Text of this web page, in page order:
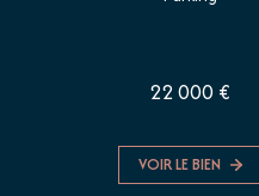
22 000 €
VOIR LE BIEN